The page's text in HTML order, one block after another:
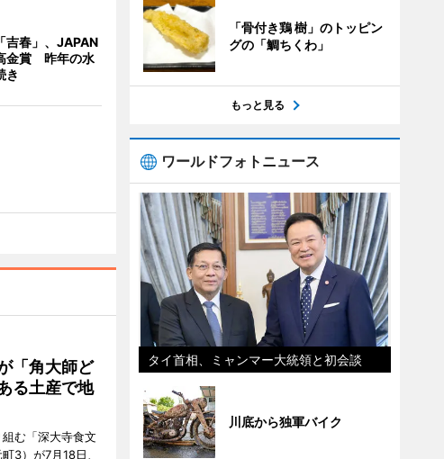
吉春」、JAPAN
金賞 昨年の水
き
「角大師ど
る土産で地
む「深大寺食文
3）が7月18日、
「骨付き鶏 樹」のトッピン
グの「鯛ちくわ」
もっと見る
ワールドフォトニュース
タイ首相、ミャンマー大統領と初会談
川底から独軍バイク